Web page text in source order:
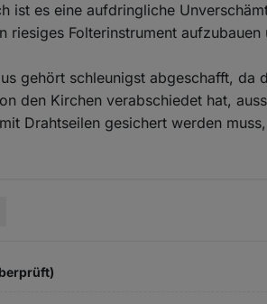
ist es eine aufdringliche
riesiges Folterinstrument
gehört schleunigst abgeschafft, da
den Kirchen verabschiedet hat,
Drahtseilen gesichert werden